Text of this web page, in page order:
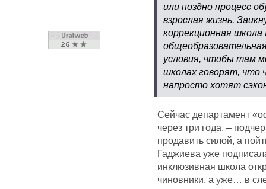
или поздно процесс
взрослая жизнь.
коррекционная
условия, чтобы там
школах говорят, что
напросто хотят
Сейчас департамент
через три года, –
продавить силой, а
Гаджиева уже
инклюзивная школа
чиновники, а уже… в